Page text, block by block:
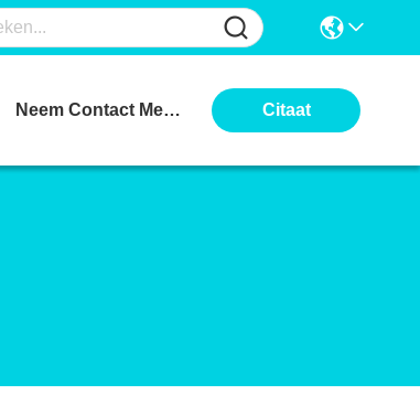
Neem Contact Met Ons Op Citaat